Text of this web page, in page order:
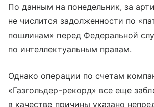
По данным на понедельник, за
не числится задолженности по
пошлинам» перед Федеральной
по интеллектуальным правам.
Однако операции по счетам
«Газгольдер-рекорд» все еще
в качестве причины указано